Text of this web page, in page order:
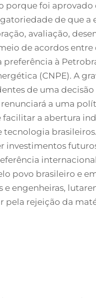
foi aprovado
de que a
avaliação,
de acordos
à
(CNPE). A
de uma
a uma
a abertura
investimentos
povo brasileiro e
engenheiras,
rejeição da